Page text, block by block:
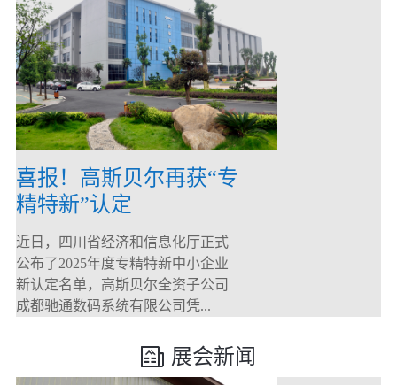
喜报！高斯贝尔再获“专
精特新”认定
近日，四川省经济和信息化厅正式
公布了2025年度专精特新中小企业
新认定名单，高斯贝尔全资子公司
成都驰通数码系统有限公司凭...
展会新闻